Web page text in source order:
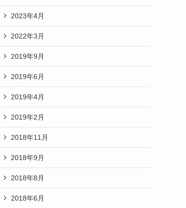
2023年4月
2022年3月
2019年9月
2019年6月
2019年4月
2019年2月
2018年11月
2018年9月
2018年8月
2018年6月